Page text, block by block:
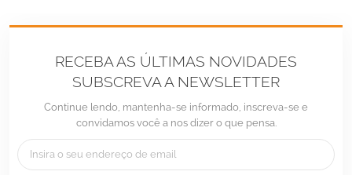
RECEBA AS ÚLTIMAS NOVIDADES
SUBSCREVA A NEWSLETTER
Continue lendo, mantenha-se informado, inscreva-se e
convidamos você a nos dizer o que pensa.